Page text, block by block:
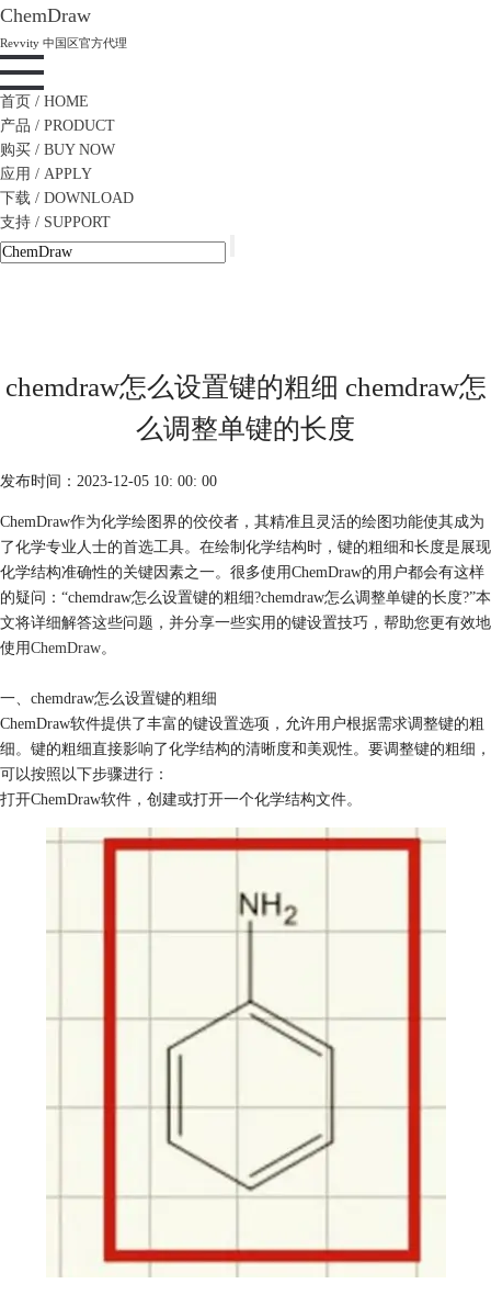
ChemDraw
Revvity 中国区官方代理
首页 / HOME
产品 / PRODUCT
购买 / BUY NOW
应用 / APPLY
下载 / DOWNLOAD
支持 / SUPPORT
chemdraw怎么设置键的粗细 chemdraw怎
么调整单键的长度
发布时间：2023-12-05 10: 00: 00
ChemDraw作为化学绘图界的佼佼者，其精准且灵活的绘图功能使其成为
了化学专业人士的首选工具。在绘制化学结构时，键的粗细和长度是展现
化学结构准确性的关键因素之一。很多使用ChemDraw的用户都会有这样
的疑问：“chemdraw怎么设置键的粗细?chemdraw怎么调整单键的长度?”本
文将详细解答这些问题，并分享一些实用的键设置技巧，帮助您更有效地
使用ChemDraw。
一、chemdraw怎么设置键的粗细
ChemDraw软件提供了丰富的键设置选项，允许用户根据需求调整键的粗
细。键的粗细直接影响了化学结构的清晰度和美观性。要调整键的粗细，
可以按照以下步骤进行：
打开ChemDraw软件，创建或打开一个化学结构文件。